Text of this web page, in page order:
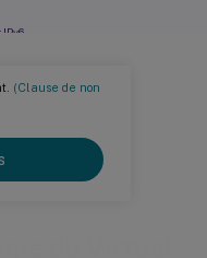
(Clause de non